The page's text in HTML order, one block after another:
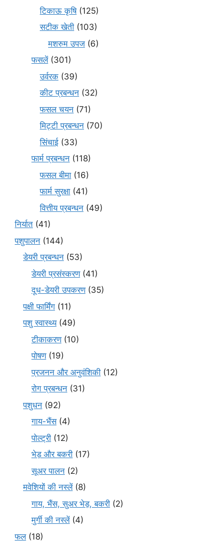
टिकाऊ कृषि(125)
सटीक खेती (103)
मशरुम उपज (6)
फसलें(301)
उर्वरक (39)
कीट प्रबन्धन (32)
फसल चयन (71)
मि‌ट्टी प्रबन्धन (70)
सिंचाई (33)
फार्म प्रबन्धन (118)
फसल बीमा (16)
फार्म सुरक्षा (41)
वित्तीय प्रबन्धन (49)
निर्यात (41)
पशुपालन (144)
डेयरी प्रबन्धन (53)
डेयरी प्रसंस्करण(41)
दूध-डेयरी उपकरण(35)
पक्षी फार्मिंग (11)
पशु स्वास्थ्य(49)
टीकाकरण(10)
पोषण(19)
प्रजनन और अनुवंशिकी (12)
रोग प्रबन्धन (31)
पशुधन (92)
गाय-भैंस(4)
पोल्ट्री (12)
भेड़ और बकरी (17)
सूअर पालन (2)
मवेशियों की नस्लें(8)
गाय, भैंस, सुअर भेड़, बकरी (2)
मुर्गी की नस्लें(4)
फल(18)